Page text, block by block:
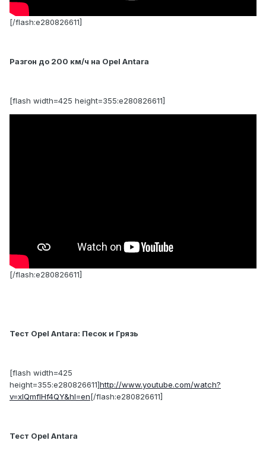
[/flash:e280826611]
Разгон до 200 км/ч на Opel Antara
[flash width=425 height=355:e280826611]
[/flash:e280826611]
Тест Opel Antara: Песок и Грязь
[flash width=425
height=355:e280826611]http://www.youtube.com/watch?
v=xlQmfIHf4QY&hl=en[/flash:e280826611]
Тест Opel Antara